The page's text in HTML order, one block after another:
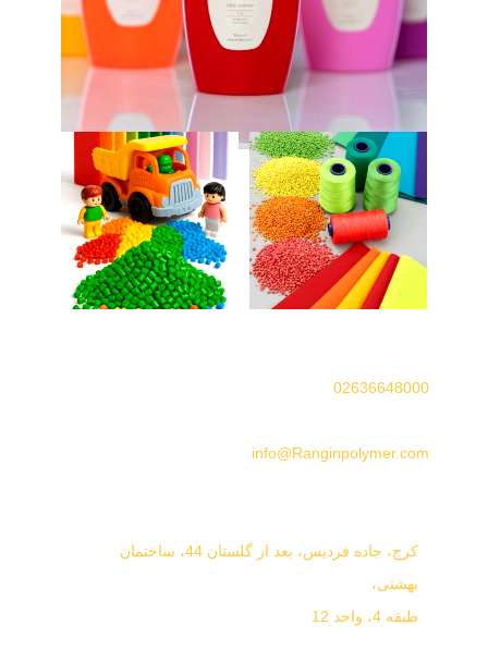
02636648000
info@Ranginpolymer.com
کرج، جاده فردیس، بعد از گلستان 44،
ساختمان
بهشتی،
طبقه 4، واحد 12